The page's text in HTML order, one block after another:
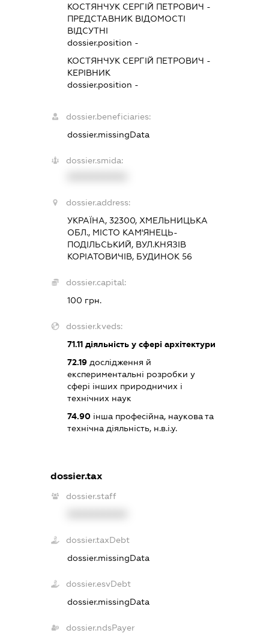
КОСТЯНЧУК СЕРГІЙ ПЕТРОВИЧ -
ПРЕДСТАВНИК ВІДОМОСТІ
ВІДСУТНІ
dossier.position -
КОСТЯНЧУК СЕРГІЙ ПЕТРОВИЧ -
КЕРІВНИК
dossier.position -
dossier.beneficiaries:
dossier.missingData
dossier.smida:
dossier.address:
УКРАЇНА, 32300, ХМЕЛЬНИЦЬКА
ОБЛ., МІСТО КАМ'ЯНЕЦЬ-
ПОДІЛЬСЬКИЙ, ВУЛ.КНЯЗІВ
КОРІАТОВИЧІВ, БУДИНОК 56
dossier.capital:
100 грн.
dossier.kveds:
71.11 діяльність у сфері архітектури
72.19 дослідження й
експериментальні розробки у
сфері інших природничих і
технічних наук
74.90 інша професійна, наукова та
технічна діяльність, н.в.і.у.
dossier.tax
dossier.staff
dossier.taxDebt
dossier.missingData
dossier.esvDebt
dossier.missingData
dossier.ndsPayer